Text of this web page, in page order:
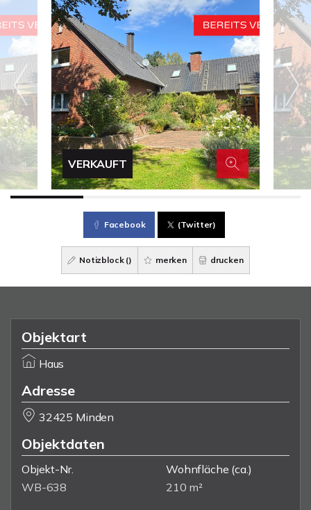
VERKAUFT
Facebook (Twitter)
Notizblock () merken drucken
Objektart
Haus
Adresse
32425 Minden
Objektdaten
Objekt-Nr.
WB-638
Wohnfläche (ca.)
210 m²